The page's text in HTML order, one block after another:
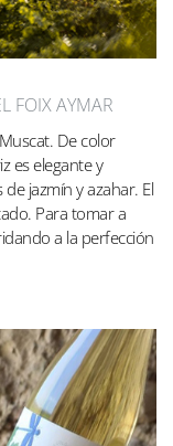
FOIX AYMAR
De color
es elegante y
jazmín y azahar. El
Para tomar a
a la perfección